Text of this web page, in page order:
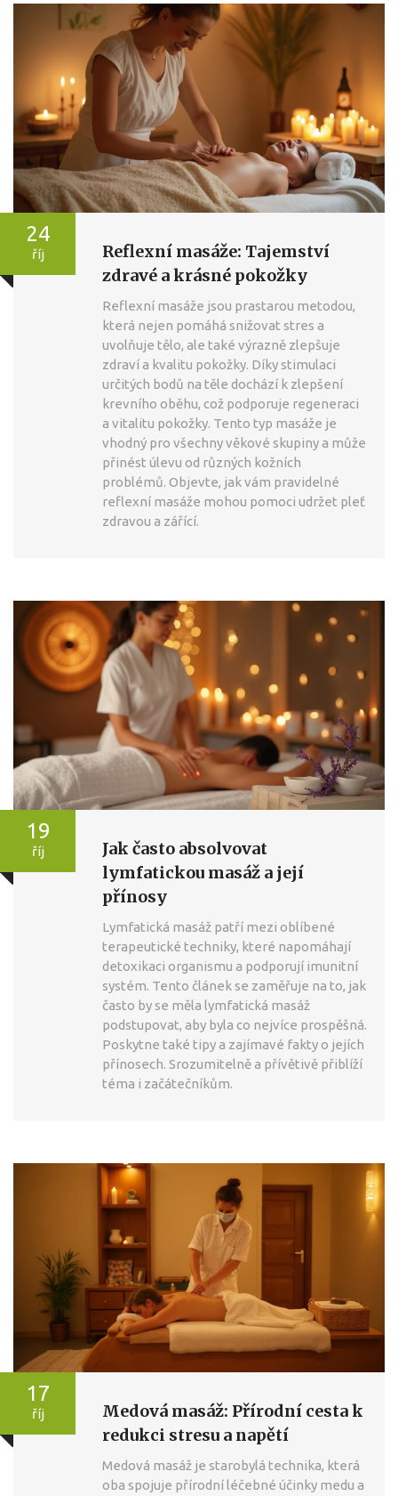
24
říj
Reflexní masáže: Tajemství
zdravé a krásné pokožky
Reflexní masáže jsou prastarou metodou,
která nejen pomáhá snižovat stres a
uvolňuje tělo, ale také výrazně zlepšuje
zdraví a kvalitu pokožky. Díky stimulaci
určitých bodů na těle dochází k zlepšení
krevního oběhu, což podporuje regeneraci
a vitalitu pokožky. Tento typ masáže je
vhodný pro všechny věkové skupiny a může
přinést úlevu od různých kožních
problémů. Objevte, jak vám pravidelné
reflexní masáže mohou pomoci udržet pleť
zdravou a zářící.
19
říj
Jak často absolvovat
lymfatickou masáž a její
přínosy
Lymfatická masáž patří mezi oblíbené
terapeutické techniky, které napomáhají
detoxikaci organismu a podporují imunitní
systém. Tento článek se zaměřuje na to, jak
často by se měla lymfatická masáž
podstupovat, aby byla co nejvíce prospěšná.
Poskytne také tipy a zajímavé fakty o jejích
přínosech. Srozumitelně a přívětivě přiblíží
téma i začátečníkům.
17
říj
Medová masáž: Přírodní cesta k
redukci stresu a napětí
Medová masáž je starobylá technika, která
oba spojuje přírodní léčebné účinky medu a